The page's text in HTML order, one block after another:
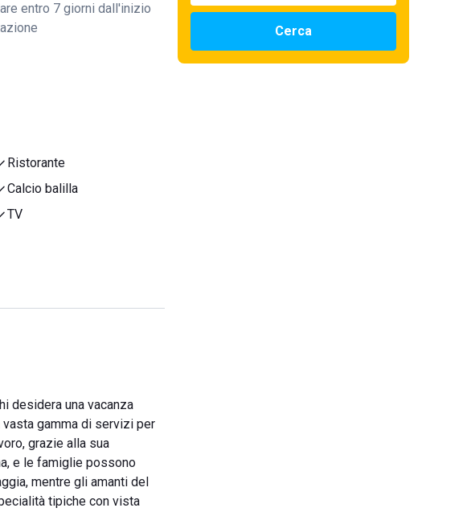
entro 7 giorni dall'inizio
Ristorante
Calcio balilla
TV
desidera una vacanza
gamma di servizi per
grazie alla sua
e le famiglie possono
mentre gli amanti del
tipiche con vista
Cerca